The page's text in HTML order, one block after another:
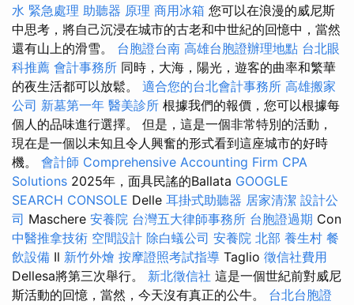
水 緊急處理 助聽器 原理 商用冰箱 您可以在浪漫的威尼斯
中思考，將自己沉浸在城市的古老和中世紀的回憶中，當然
還有山上的滑雪。 台胞證台南 高雄台胞證辦理地點 台北眼
科推薦 會計事務所 同時，大海，陽光，遊客的曲率和繁華
的夜生活都可以放鬆。 適合您的台北會計事務所 高雄搬家
公司 新墓第一年 醫美診所 根據我們的報價，您可以根據每
個人的品味進行選擇。 但是，這是一個非常特別的活動，
現在是一個以未知且令人興奮的形式看到這座城市的好時
機。 會計師 Comprehensive Accounting Firm CPA
Solutions 2025年，面具民謠的Ballata GOOGLE
SEARCH CONSOLE Delle 耳掛式助聽器 居家清潔 設計公
司 Maschere 安養院 台灣五大律師事務所 台胞證過期 Con
中醫推拿技術 空間設計 除白蟻公司 安養院 北部 養生村 餐
飲設備 Il 新竹外燴 按摩證照考試指導 Taglio 徵信社費用
Dellesa將第三次舉行。 新北徵信社 這是一個世紀前對威尼
斯活動的回憶，當然，今天沒有真正的公牛。 台北台胞證